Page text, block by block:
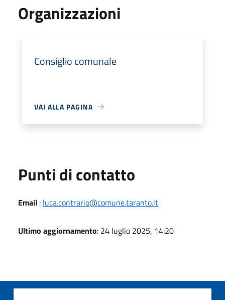
Organizzazioni
Consiglio comunale
VAI ALLA PAGINA
Punti di contatto
Email : luca.contrario@comune.taranto.it
Ultimo aggiornamento: 24 luglio 2025, 14:20